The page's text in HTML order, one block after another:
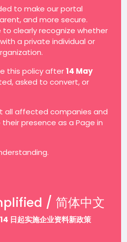
to make our portal
and more secure.
to clearly recognize whether
a private individual or
this policy after14 May
asked to convert, or
all affected companies and
presence as a Page in
/ 简体中文
日起实施企业资料新政策